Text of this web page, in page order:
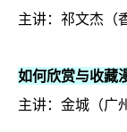
主讲：祁文杰（
如何欣赏与收藏
主讲：金城（广